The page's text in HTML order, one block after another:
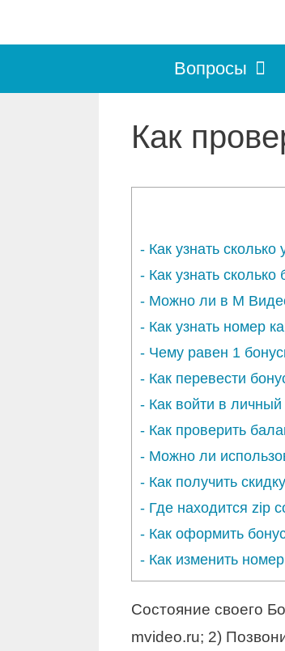
к
Вопросы
Как
- Как узнать
- Как узнать
- Можно ли в М
- Как узнать номер
- Чему равен 1
- Как перевести
- Как войти в
- Как проверить
- Можно ли
- Как получить
- Где находится zip
- Как оформить
- Как изменить
Состояние своего
mvideo.ru; 2)